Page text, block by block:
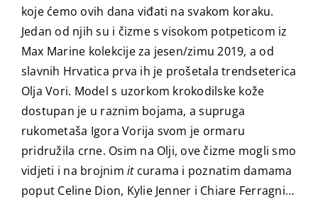
koje ćemo ovih dana viđati na svakom koraku.
Jedan od njih su i čizme s visokom potpeticom iz
Max Marine kolekcije za jesen/zimu 2019, a od
slavnih Hrvatica prva ih je prošetala trendseterica
Olja Vori. Model s uzorkom krokodilske kože
dostupan je u raznim bojama, a supruga
rukometaša Igora Vorija svom je ormaru
pridružila crne. Osim na Olji, ove čizme mogli smo
vidjeti i na brojnimitcurama i poznatim damama
poput Celine Dion, Kylie Jenner i Chiare Ferragni…